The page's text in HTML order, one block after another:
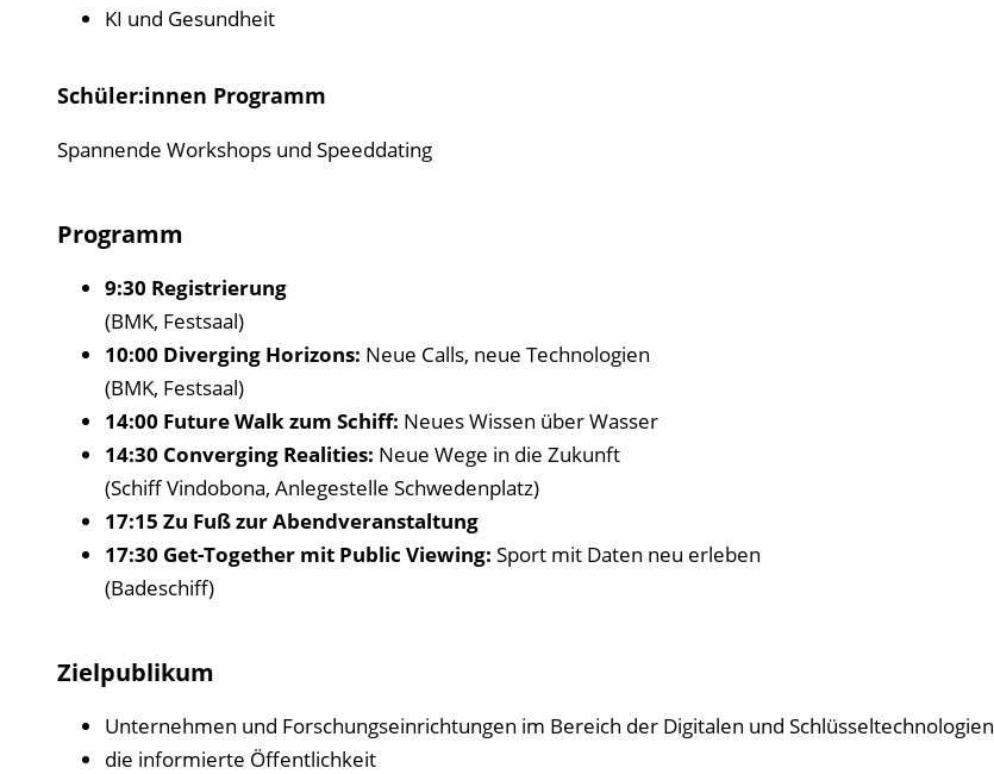
KI und Gesundheit
Schüler:innen Programm
Spannende Workshops und Speeddating
Programm
9:30 Registrierung
(BMK, Festsaal)
10:00 Diverging Horizons: Neue Calls, neue Technologien
(BMK, Festsaal)
14:00 Future Walk zum Schiff: Neues Wissen über Wasser
14:30 Converging Realities: Neue Wege in die Zukunft
(Schiff Vindobona, Anlegestelle Schwedenplatz)
17:15 Zu Fuß zur Abendveranstaltung
17:30 Get-Together mit Public Viewing: Sport mit Daten neu erleben
(Badeschiff)
Zielpublikum
Unternehmen und Forschungseinrichtungen im Bereich der Digitalen und Schlüsseltechnologien
die informierte Öffentlichkeit